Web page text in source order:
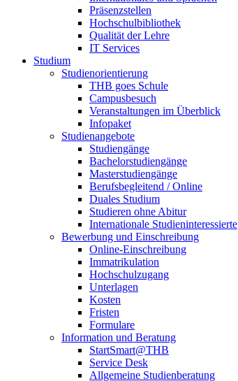
Präsenzstellen
Hochschulbibliothek
Qualität der Lehre
IT Services
Studium
Studienorientierung
THB goes Schule
Campusbesuch
Veranstaltungen im Überblick
Infopaket
Studienangebote
Studiengänge
Bachelorstudiengänge
Masterstudiengänge
Berufsbegleitend / Online
Duales Studium
Studieren ohne Abitur
Internationale Studieninteressierte
Bewerbung und Einschreibung
Online-Einschreibung
Immatrikulation
Hochschulzugang
Unterlagen
Kosten
Fristen
Formulare
Information und Beratung
StartSmart@THB
Service Desk
Allgemeine Studienberatung